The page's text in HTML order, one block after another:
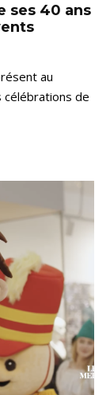
ses 40 ans
au
célébrations de